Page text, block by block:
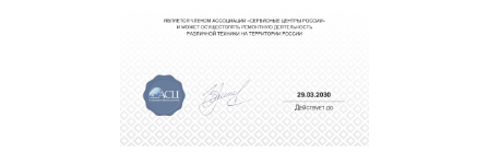
обеспечат доставку устройств в сервис в
полной сохранности и бесплатно.
положительные отзывы и обрели отличную
репутацию. Мы постоянно совершенствуемся и